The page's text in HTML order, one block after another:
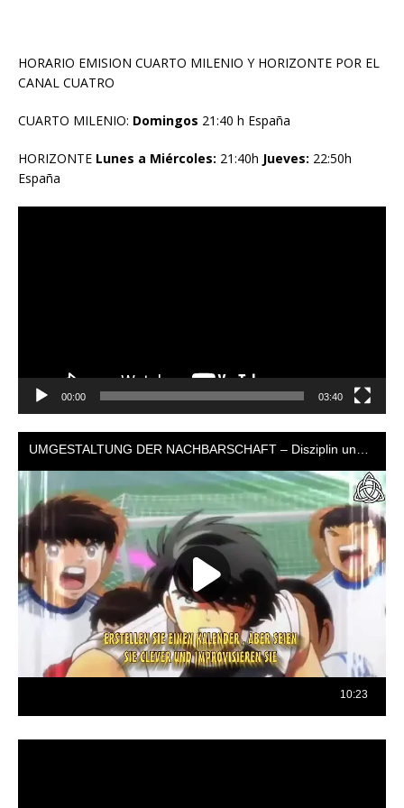
HORARIO EMISION CUARTO MILENIO Y HORIZONTE POR EL
CANAL CUATRO
CUARTO MILENIO: Domingos 21:40 h España
HORIZONTE Lunes a Miércoles: 21:40h Jueves: 22:50h
España
00:00 03:40